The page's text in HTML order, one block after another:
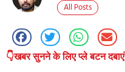
All Posts
👇खबर सुनने के लिए प्ले बटन दबाएं